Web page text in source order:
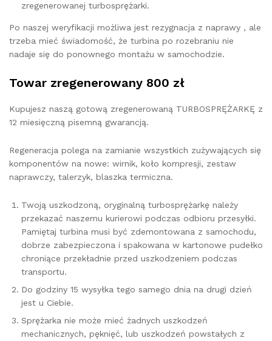
zregenerowanej turbosprężarki.
Po naszej weryfikacji możliwa jest rezygnacja z naprawy , ale
trzeba mieć świadomość, że turbina po rozebraniu nie
nadaje się do ponownego montażu w samochodzie.
Towar zregenerowany 800 zł
Kupujesz naszą gotową zregenerowaną TURBOSPRĘŻARKĘ z
12 miesięczną pisemną gwarancją.
Regeneracja polega na zamianie wszystkich zużywających się
komponentów na nowe: wirnik, koło kompresji, zestaw
naprawczy, talerzyk, blaszka termiczna.
Twoją uszkodzoną, oryginalną turbosprężarkę należy
przekazać naszemu kurierowi podczas odbioru przesyłki.
Pamiętaj turbina musi być zdemontowana z samochodu,
dobrze zabezpieczona i spakowana w kartonowe pudełko
chroniące przekładnie przed uszkodzeniem podczas
transportu.
Do godziny 15 wysyłka tego samego dnia na drugi dzień
jest u Ciebie.
Sprężarka nie może mieć żadnych uszkodzeń
mechanicznych, pęknięć, lub uszkodzeń powstałych z